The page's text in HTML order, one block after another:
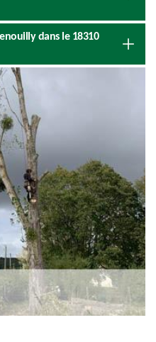
dans le 18310